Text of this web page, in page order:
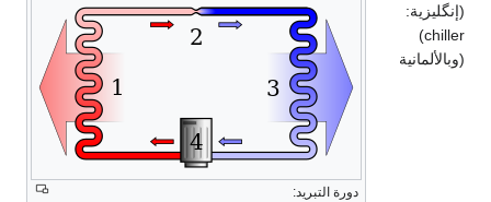
دورة التبريد:
(إنگليزية:
chiller
)
(وبالألمانية